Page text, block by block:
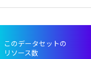
このデータセットの
リソース数